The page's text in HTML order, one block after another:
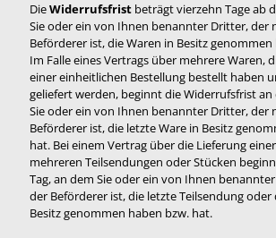
DieWiderrufsfrist beträgt vierzehn Tage ab
Sie oder ein von Ihnen benannter Dritter, der
Beförderer ist, die Waren in Besitz
Im Falle eines Vertrags über mehrere Waren,
einer einheitlichen Bestellung bestellt haben
geliefert werden, beginnt die Widerrufsfrist an
Sie oder ein von Ihnen benannter Dritter, der
Beförderer ist, die letzte Ware in Besitz
hat. Bei einem Vertrag über die Lieferung
mehreren Teilsendungen oder Stücken
Tag, an dem Sie oder ein von Ihnen
der Beförderer ist, die letzte Teilsendung oder
Besitz genommen haben bzw. hat.